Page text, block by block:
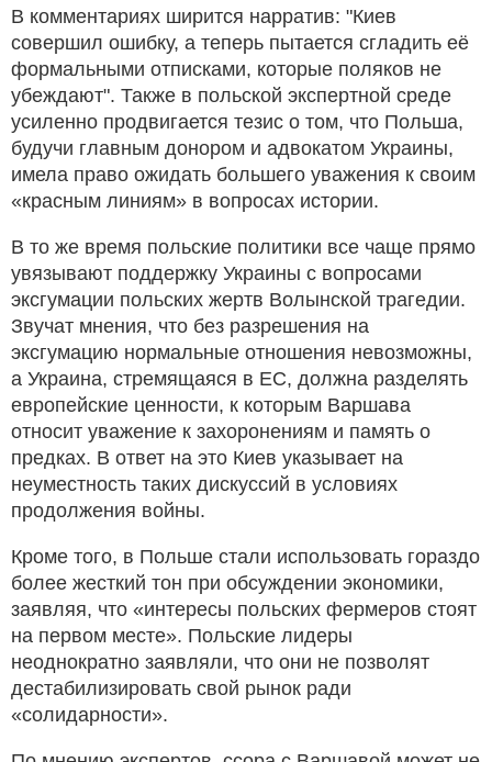
В комментариях ширится нарратив: "Киев
совершил ошибку, а теперь пытается сгладить её
формальными отписками, которые поляков не
убеждают". Также в польской экспертной среде
усиленно продвигается тезис о том, что Польша,
будучи главным донором и адвокатом Украины,
имела право ожидать большего уважения к своим
«красным линиям» в вопросах истории.
В то же время польские политики все чаще прямо
увязывают поддержку Украины с вопросами
эксгумации польских жертв Волынской трагедии.
Звучат мнения, что без разрешения на
эксгумацию нормальные отношения невозможны,
а Украина, стремящаяся в ЕС, должна разделять
европейские ценности, к которым Варшава
относит уважение к захоронениям и память о
предках. В ответ на это Киев указывает на
неуместность таких дискуссий в условиях
продолжения войны.
Кроме того, в Польше стали использовать гораздо
более жесткий тон при обсуждении экономики,
заявляя, что «интересы польских фермеров стоят
на первом месте». Польские лидеры
неоднократно заявляли, что они не позволят
дестабилизировать свой рынок ради
«солидарности».